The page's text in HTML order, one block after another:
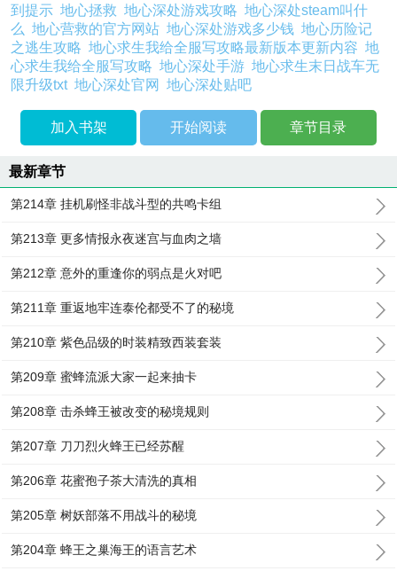
到提示地心拯救地心深处游戏攻略地心深处steam叫什
么地心营救的官方网站地心深处游戏多少钱地心历险记
之逃生攻略地心求生我给全服写攻略最新版本更新内容地
心求生我给全服写攻略地心深处手游地心求生末日战车无
限升级txt地心深处官网地心深处贴吧
加入书架 开始阅读 章节目录
最新章节
第214章 挂机刷怪非战斗型的共鸣卡组
第213章 更多情报永夜迷宫与血肉之墙
第212章 意外的重逢你的弱点是火对吧
第211章 重返地牢连泰伦都受不了的秘境
第210章 紫色品级的时装精致西装套装
第209章 蜜蜂流派大家一起来抽卡
第208章 击杀蜂王被改变的秘境规则
第207章 刀刀烈火蜂王已经苏醒
第206章 花蜜孢子茶大清洗的真相
第205章 树妖部落不用战斗的秘境
第204章 蜂王之巢海王的语言艺术